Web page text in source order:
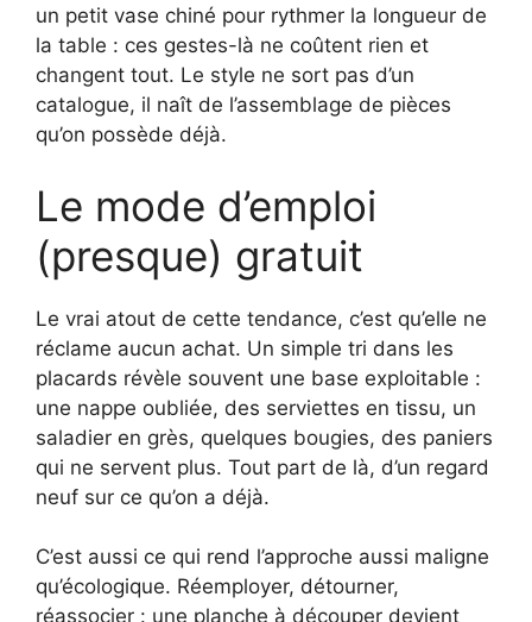
un petit vase chiné pour rythmer la longueur de
la table : ces gestes-là ne coûtent rien et
changent tout. Le style ne sort pas d’un
catalogue, il naît de l’assemblage de pièces
qu’on possède déjà.
Le mode d’emploi
(presque) gratuit
Le vrai atout de cette tendance, c’est qu’elle ne
réclame aucun achat. Un simple tri dans les
placards révèle souvent une base exploitable :
une nappe oubliée, des serviettes en tissu, un
saladier en grès, quelques bougies, des paniers
qui ne servent plus. Tout part de là, d’un regard
neuf sur ce qu’on a déjà.
C’est aussi ce qui rend l’approche aussi maligne
qu’écologique. Réemployer, détourner,
réassocier : une planche à découper devient